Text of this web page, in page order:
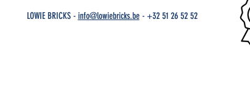
LOWIE BRICKS - info@lowiebricks.be- +32 51 26 52 52